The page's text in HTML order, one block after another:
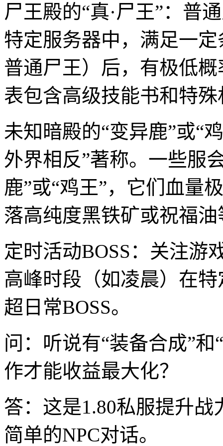
尸王殿的“真·尸王”：普
特定服务器中，满足一
普通尸王）后，有极低
表包含高级技能书和特殊
未知暗殿的“变异鹿”或“
外界相反”著称。一些服
鹿”或“鸡王”，它们血量
落高纯度黑铁矿或祝福
定时活动BOSS：关注游
高峰时段（如凌晨）在
超日常BOSS。
问：听说有“装备合成”
作才能收益最大化？
答：这是1.80私服提升
简单的NPC对话。